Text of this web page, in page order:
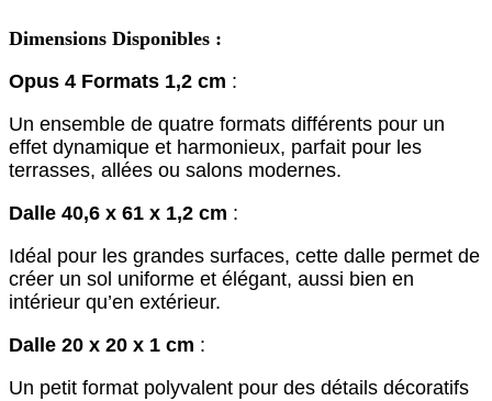
Dimensions Disponibles :
Opus 4 Formats 1,2 cm :
Un ensemble de quatre formats différents pour un
effet dynamique et harmonieux, parfait pour les
terrasses, allées ou salons modernes.
Dalle 40,6 x 61 x 1,2 cm :
Idéal pour les grandes surfaces, cette dalle permet de
créer un sol uniforme et élégant, aussi bien en
intérieur qu’en extérieur.
Dalle 20 x 20 x 1 cm :
Un petit format polyvalent pour des détails décoratifs